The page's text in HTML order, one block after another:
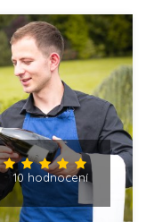
10 hodnocení